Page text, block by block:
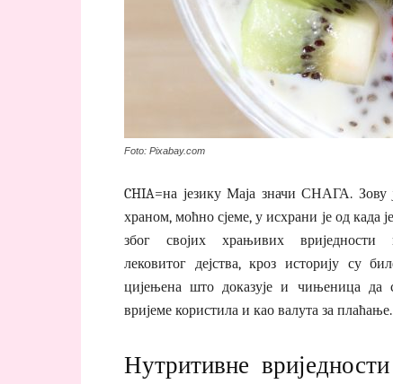
Foto: Pixabay.com
CHIA=на језику Маја значи СНАГА. Зову
храном, моћно сјеме, у исхрани је од када је
због својих храњивих
лековитог дејства, кроз историју су
цијењена што доказује и чињеница да
вријеме користила и као валута за плаћање.
Нутритивне